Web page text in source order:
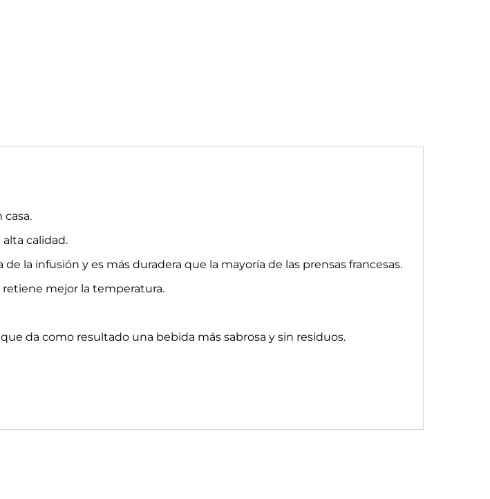
casa.
calidad.
la infusión y es más duradera que la mayoría de las prensas francesas.
mejor la temperatura.
da como resultado una bebida más sabrosa y sin residuos.